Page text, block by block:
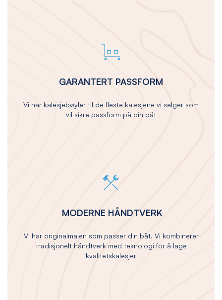
GARANTERT PASSFORM
Vi har kalesjebøyler til de fleste kalesjene vi selger som
vil sikre passform på din båt
MODERNE HÅNDTVERK
Vi har originalmalen som passer din båt. Vi kombinerer
tradisjonelt håndtverk med teknologi for å lage
kvalitetskalesjer